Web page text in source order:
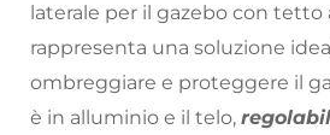
laterale per il gazebo con tetto
rappresenta una soluzione
ombreggiare e proteggere il
è in alluminio e il telo,